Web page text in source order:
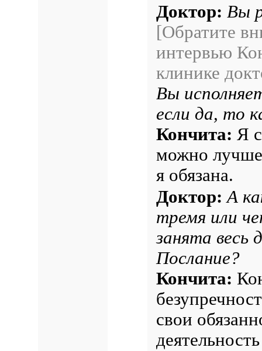
Доктор: Вы
[Обратите
интервью
клинике
Вы
если да, то
Кончита: Я
можно лучше
я обязана.
Доктор: А
тремя или
занята весь
Послание?
Кончита:
свои